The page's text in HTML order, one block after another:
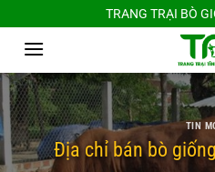
đến
dung
TRANG TRẠI BÒ
TIN
Địa chỉ bán bò